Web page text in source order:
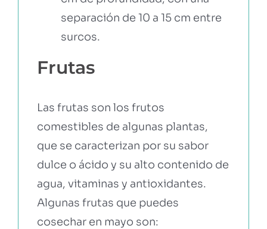
separación de 10 a 15 cm entre
surcos.
Frutas
Las frutas son los frutos
comestibles de algunas plantas,
que se caracterizan por su sabor
dulce o ácido y su alto contenido de
agua, vitaminas y antioxidantes.
Algunas frutas que puedes
cosechar en mayo son: